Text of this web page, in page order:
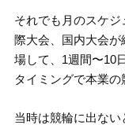
それでも月のスケ
際大会、国内大会
場して、1週間〜10
タイミングで本業の
当時は競輪に出な